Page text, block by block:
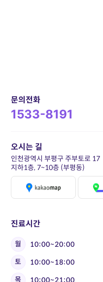
문의전화
1533-8191
진료시간
월 10:00~20:00
토
10:00~18:00
목
10:00~21:00
오시는 길
인천광역시 부평구 주부토로 17
지하1층, 7~10층 (부평동)